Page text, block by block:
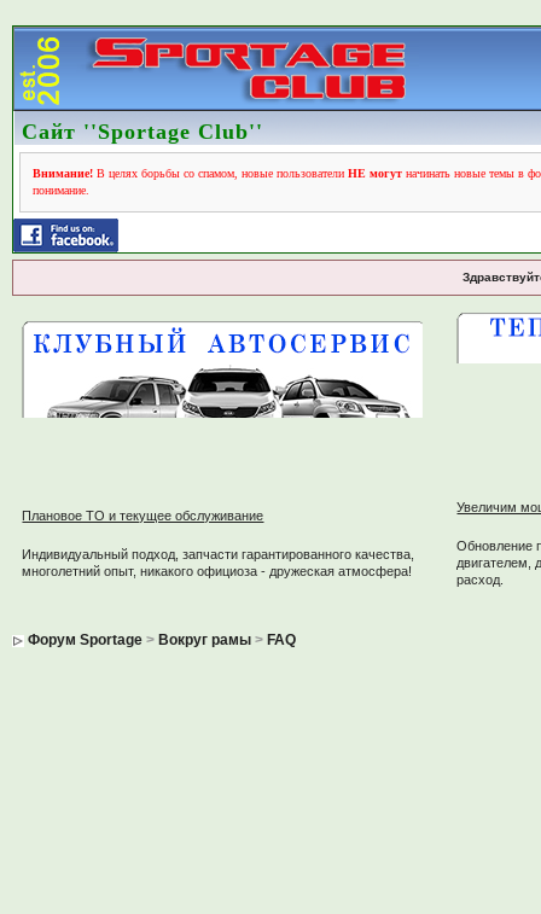
Сайт ''Sportage Club''
Внимание!В целях борьбы со спамом, новые пользователи НЕ могутначинать новые темы в
понимание.
Плановое ТО и текущее обслуживание
Индивидуальный подход, запчасти гарантированного качества,
многолетний опыт, никакого официоза - дружеская атмосфера!
Увеличим
Обновление
двигателем,
расход.
Форум Sportage> Вокруг рамы> FAQ